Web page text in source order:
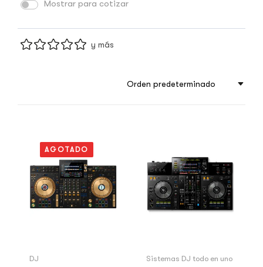
Mostrar para cotizar
y más
Orden predeterminado
AGOTADO
DJ Sistemas DJ todo en uno